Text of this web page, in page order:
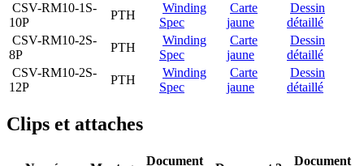
CSV-RM10-1S-
10P
PTH
Winding
Spec
Carte
jaune
Dessin
détaillé
CSV-RM10-2S-
8P
PTH
Winding
Spec
Carte
jaune
Dessin
détaillé
CSV-RM10-2S-
12P
PTH
Winding
Spec
Carte
jaune
Dessin
détaillé
Clips et attaches
Document Document